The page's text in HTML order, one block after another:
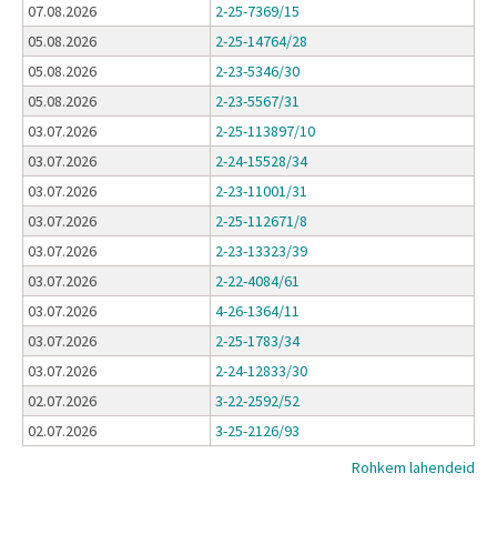
07.08.2026
2-25-7369/15
05.08.2026
2-25-14764/28
05.08.2026
2-23-5346/30
05.08.2026
2-23-5567/31
03.07.2026
2-25-113897/10
03.07.2026
2-24-15528/34
03.07.2026
2-23-11001/31
03.07.2026
2-25-112671/8
03.07.2026
2-23-13323/39
03.07.2026
2-22-4084/61
03.07.2026
4-26-1364/11
03.07.2026
2-25-1783/34
03.07.2026
2-24-12833/30
02.07.2026
3-22-2592/52
02.07.2026
3-25-2126/93
Rohkem lahendeid